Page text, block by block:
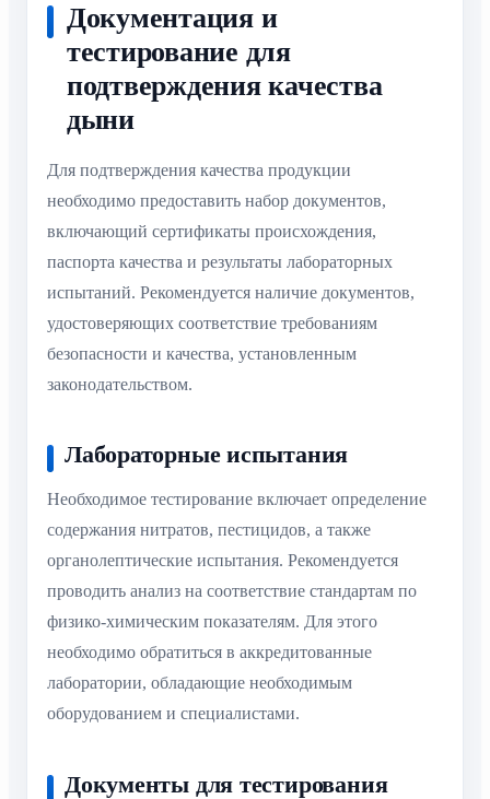
Документация и
тестирование для
подтверждения качества
дыни
Для подтверждения качества продукции
необходимо предоставить набор документов,
включающий сертификаты происхождения,
паспорта качества и результаты лабораторных
испытаний. Рекомендуется наличие документов,
удостоверяющих соответствие требованиям
безопасности и качества, установленным
законодательством.
Лабораторные испытания
Необходимое тестирование включает определение
содержания нитратов, пестицидов, а также
органолептические испытания. Рекомендуется
проводить анализ на соответствие стандартам по
физико-химическим показателям. Для этого
необходимо обратиться в аккредитованные
лаборатории, обладающие необходимым
оборудованием и специалистами.
Документы для тестирования